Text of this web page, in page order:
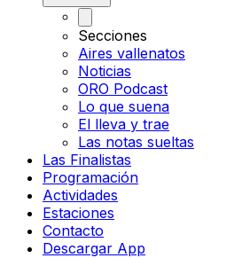
Secciones
Aires vallenatos
Noticias
ORO Podcast
Lo que suena
El lleva y trae
Las notas sueltas
Las Finalistas
Programación
Actividades
Estaciones
Contacto
Descargar App